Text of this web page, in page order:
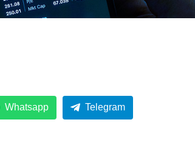
Whatsapp Telegram